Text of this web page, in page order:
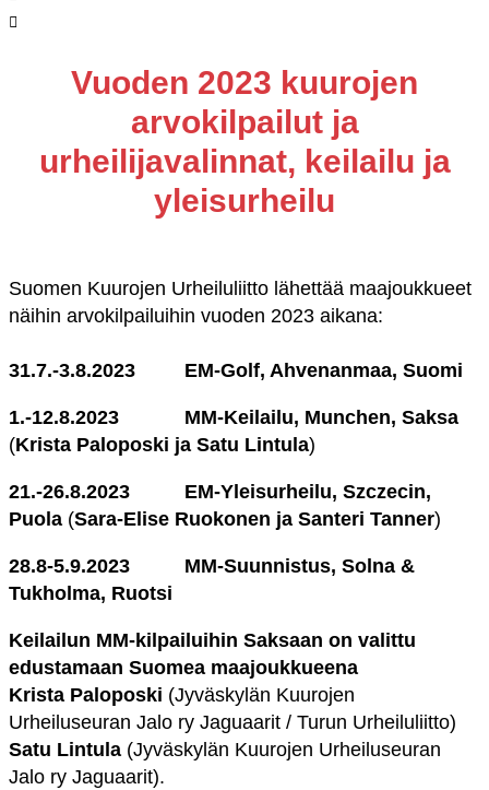
Vuoden 2023 kuurojen
arvokilpailut ja
urheilijavalinnat, keilailu ja
yleisurheilu
Suomen Kuurojen Urheiluliitto lähettää maajoukkueet
näihin arvokilpailuihin vuoden 2023 aikana:
31.7.-3.8.2023 EM-Golf, Ahvenanmaa, Suomi
1.-12.8.2023 MM-Keilailu, Munchen, Saksa
(Krista Paloposki ja Satu Lintula)
21.-26.8.2023 EM-Yleisurheilu, Szczecin,
Puola (Sara-Elise Ruokonen ja Santeri Tanner)
28.8-5.9.2023 MM-Suunnistus, Solna &
Tukholma, Ruotsi
Keilailun MM-kilpailuihin Saksaan on valittu
edustamaan Suomea maajoukkueena
Krista Paloposki (Jyväskylän Kuurojen
Urheiluseuran Jalo ry Jaguaarit / Turun Urheiluliitto)
Satu Lintula (Jyväskylän Kuurojen Urheiluseuran
Jalo ry Jaguaarit).